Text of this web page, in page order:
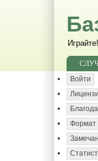
Играйте!
Войти
Формат